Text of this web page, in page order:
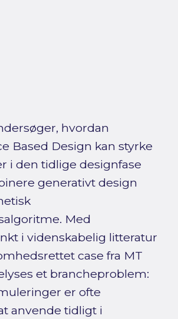
hvordan
Based Design kan styrke
i den tidlige designfase
generativt design
Med
i videnskabelig litteratur
case fra MT
et brancheproblem:
er ofte
anvende tidligt i